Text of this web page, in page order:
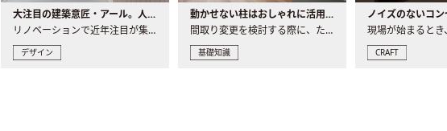
大注目の建築意匠・アール。人気の理由と空間に取り入れるポイント
リノベーションで近年注目が集まる建築意匠の一つであるアール..
デザイン
動かせない柱はおしゃれに活用！柱を魅せるリノベーション(リノベ)4選
間取り変更を検討する際に、たびたび皆さんの頭を悩ませる動か..
基礎知識
ノイズのないコン
CRAFT